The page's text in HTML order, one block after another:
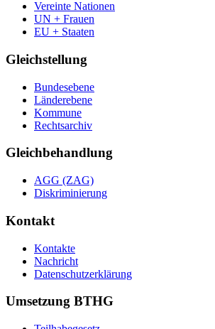
Vereinte Nationen
UN + Frauen
EU + Staaten
Gleichstellung
Bundesebene
Länderebene
Kommune
Rechtsarchiv
Gleichbehandlung
AGG (ZAG)
Diskriminierung
Kontakt
Kontakte
Nachricht
Datenschutzerklärung
Umsetzung BTHG